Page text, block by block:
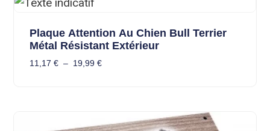
Plaque Attention Au Chien Bull Terrier
Métal Résistant Extérieur
11,17 € – 19,99 €